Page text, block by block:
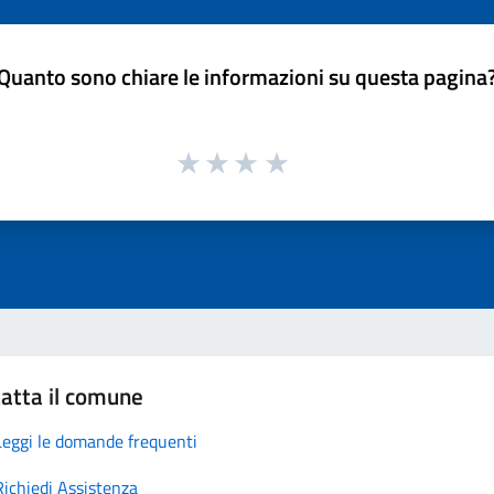
sono chiare le informazioni su questa
il comune
le domande frequenti
Assistenza